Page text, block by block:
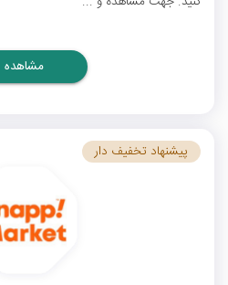
مشاهده
پیشنهاد تخفیف دار